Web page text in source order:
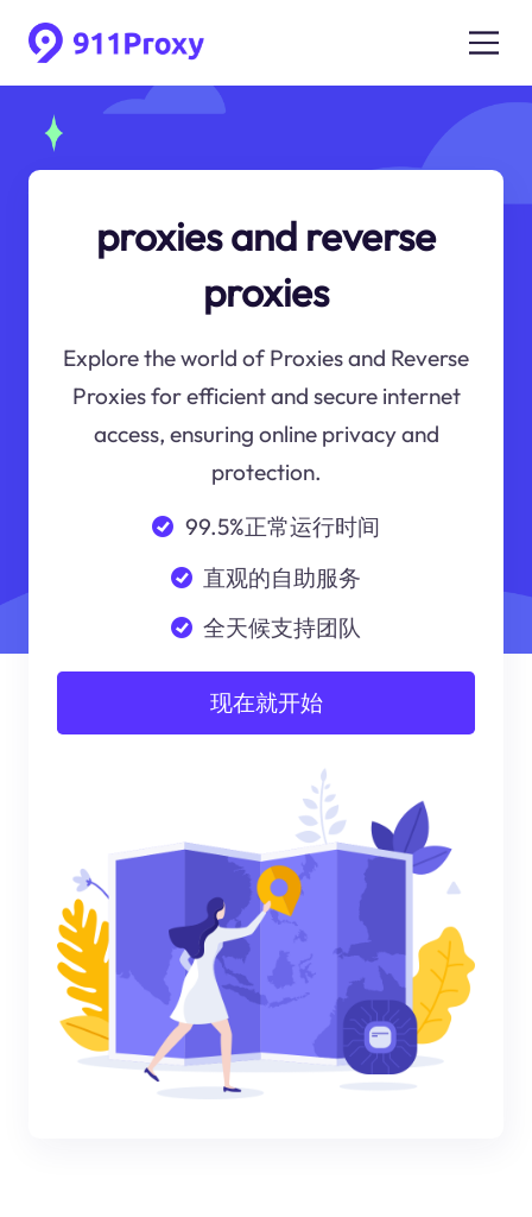
proxies and reverse
proxies
Explore the world of Proxies and Reverse
Proxies for efficient and secure internet
access, ensuring online privacy and
protection.
99.5%正常运行时间
直观的自助服务
全天候支持团队
现在就开始